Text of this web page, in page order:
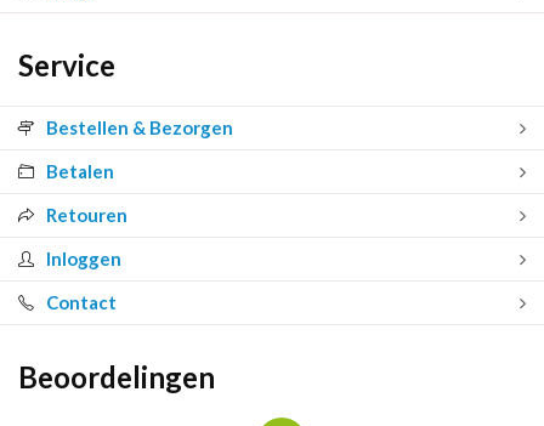
Service
Bestellen & Bezorgen
Betalen
Retouren
Inloggen
Contact
Beoordelingen